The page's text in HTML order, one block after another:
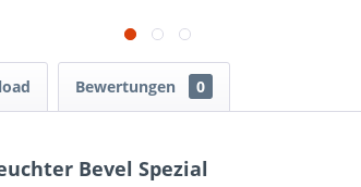
Bewertungen 0
Bevel Spezial